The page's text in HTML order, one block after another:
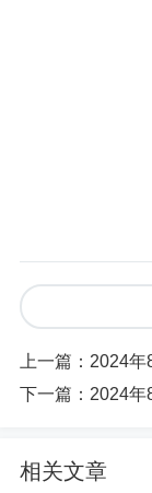
上一篇： 2024年8
下一篇： 2024年8
相关文章